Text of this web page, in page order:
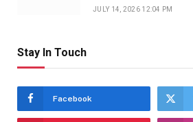
JULY 14, 2026 12:04 PM
Stay In Touch
Facebook